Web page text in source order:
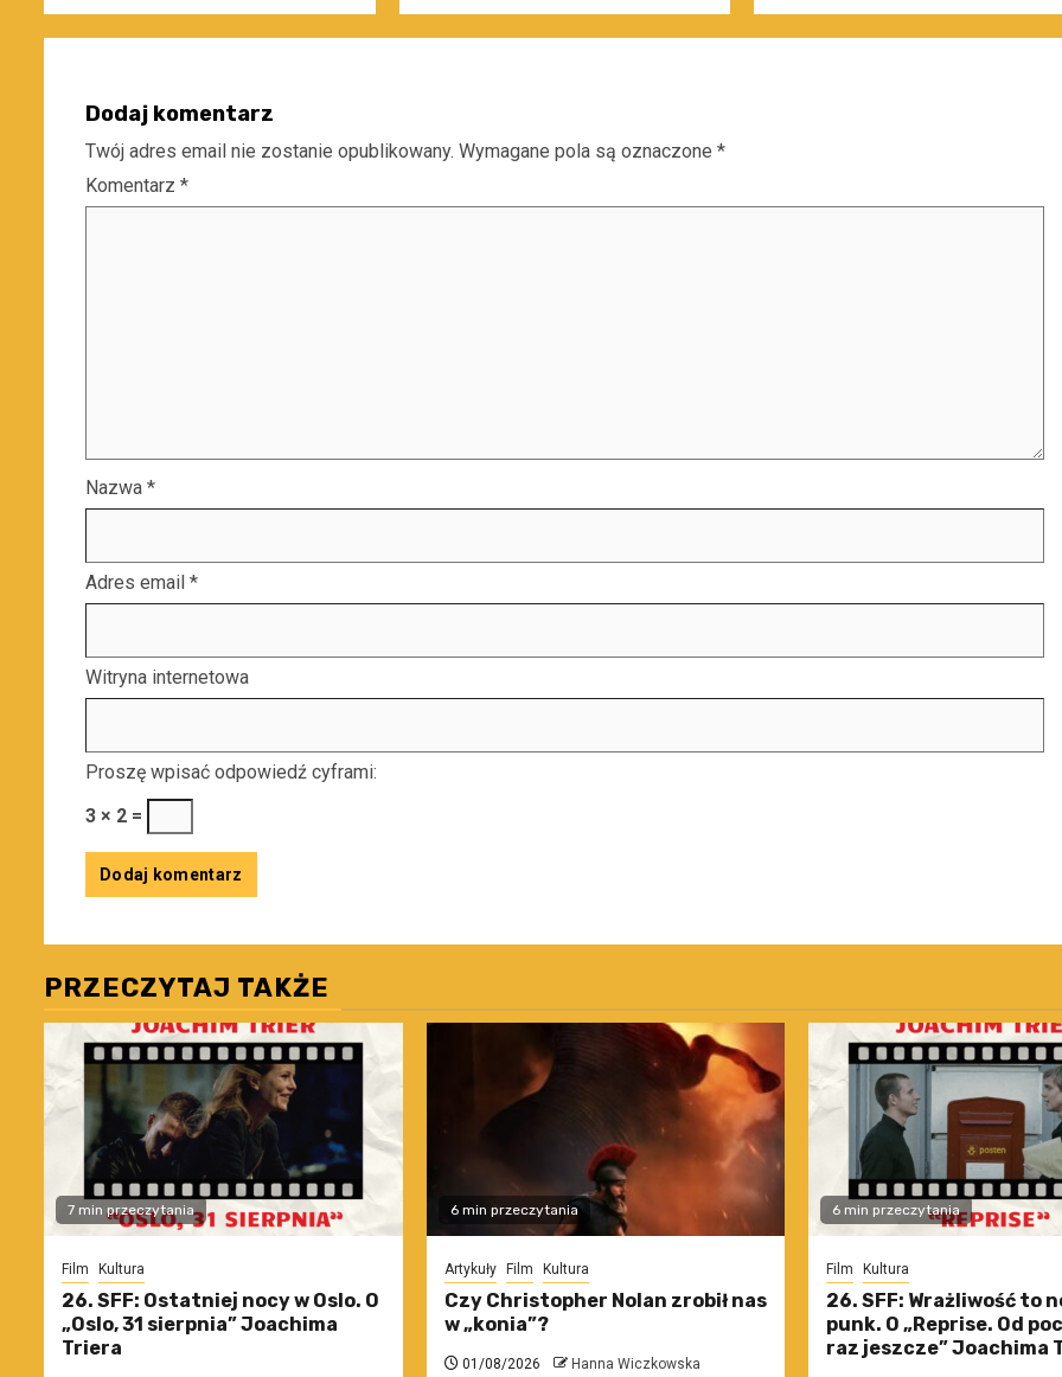
Dodaj komentarz
Twój adres email nie zostanie opublikowany. Wymagane pola są oznaczone *
Komentarz *
Nazwa *
Adres email *
Witryna internetowa
Proszę wpisać odpowiedź cyframi:
3 × 2 =
PRZECZYTAJ TAKŻE
7 min przeczytania
Film Kultura
26. SFF: Ostatniej nocy w Oslo. O
„Oslo, 31 sierpnia” Joachima
Triera
6 min przeczytania
Artykuły Film Kultura
Czy Christopher Nolan zrobił nas
w „konia”?
01/08/2026 Hanna Wiczkowska
6 min przeczytania
Film Kultura
26. SFF: Wrażliwość to
punk. O „Reprise. Od
raz jeszcze” Joachima